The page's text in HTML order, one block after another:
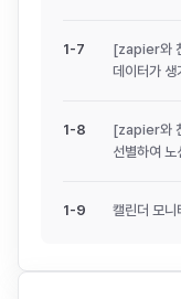
1-7
[zapier와
데이터가 생
1-8
[zapier와
선별하여 노
1-9 캘린더 모니